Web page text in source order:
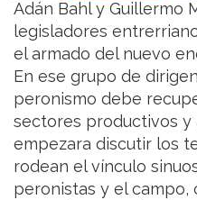
Adán Bahl y Guillermo
legisladores
el armado del nuevo
En ese grupo de
peronismo debe
sectores productivos y
empezara discutir los
rodean el vínculo
peronistas y el campo,